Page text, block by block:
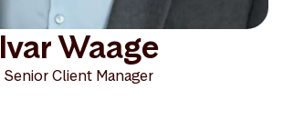
Ivar Waage
Senior Client Manager